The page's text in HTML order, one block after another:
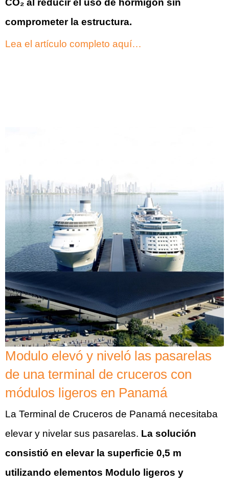
CO₂ al reducir el uso de hormigón sin
comprometer la estructura.
Lea el artículo completo aquí…
Modulo elevó y niveló las pasarelas
de una terminal de cruceros con
módulos ligeros en Panamá
La Terminal de Cruceros de Panamá necesitaba
elevar y nivelar sus pasarelas. La solución
consistió en elevar la superficie 0,5 m
utilizando elementos Modulo ligeros y